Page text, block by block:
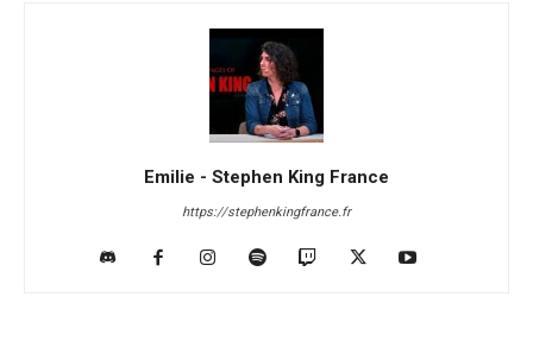
Emilie - Stephen King France
https://stephenkingfrance.fr